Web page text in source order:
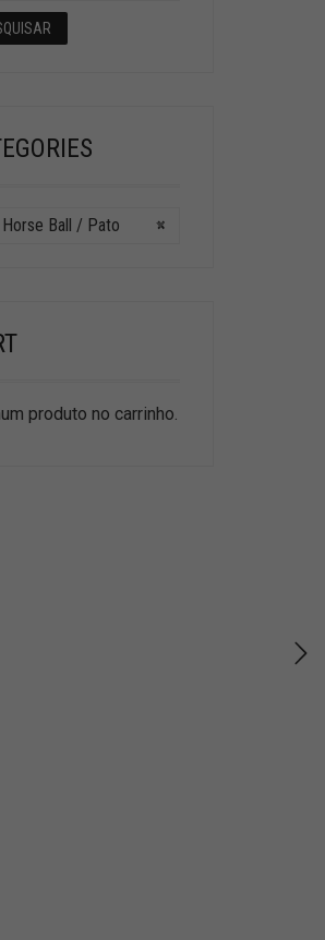
×
Ball / Pato
produto no carrinho.